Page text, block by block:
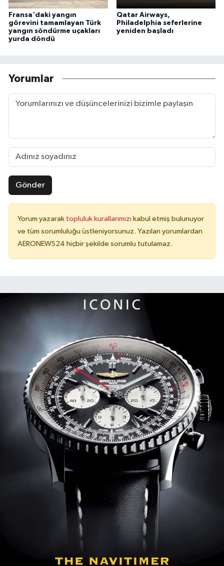
Fransa'daki yangın
görevini tamamlayan Türk
yangın söndürme uçakları
yurda döndü
Qatar Airways,
Philadelphia seferlerine
yeniden başladı
Yorumlar
Gönder
Yorum yazarak topluluk kurallarımızı kabul etmiş bulunuyor
ve tüm sorumluluğu üstleniyorsunuz. Yazılan yorumlardan
AERONEWS24 hiçbir şekilde sorumlu tutulamaz.